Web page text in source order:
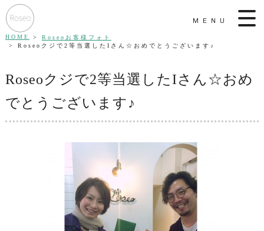
MENU
HOME
Roseoお客様フォト
Roseoクジで2等当選したIさん☆おめでとうございます♪
Roseoクジで2等当選したIさん☆おめ
でとうございます♪